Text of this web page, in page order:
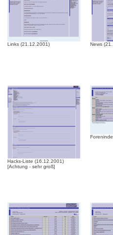
Links (21.12.2001) News
Hacks-Liste (16.12.2001)
[Achtung - sehr groß]